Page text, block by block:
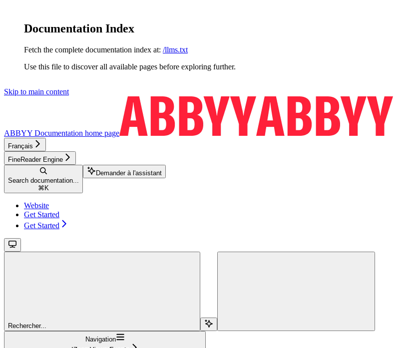
Documentation Index
Fetch the complete documentation index at: /llms.txt
Use this file to discover all available pages before exploring further.
Skip to main content
ABBYY Documentation home page
Français
FineReader Engine
Search documentation...
⌘ K
Demander à l'assistant
Website
Get Started
Get Started
Rechercher...
Navigation